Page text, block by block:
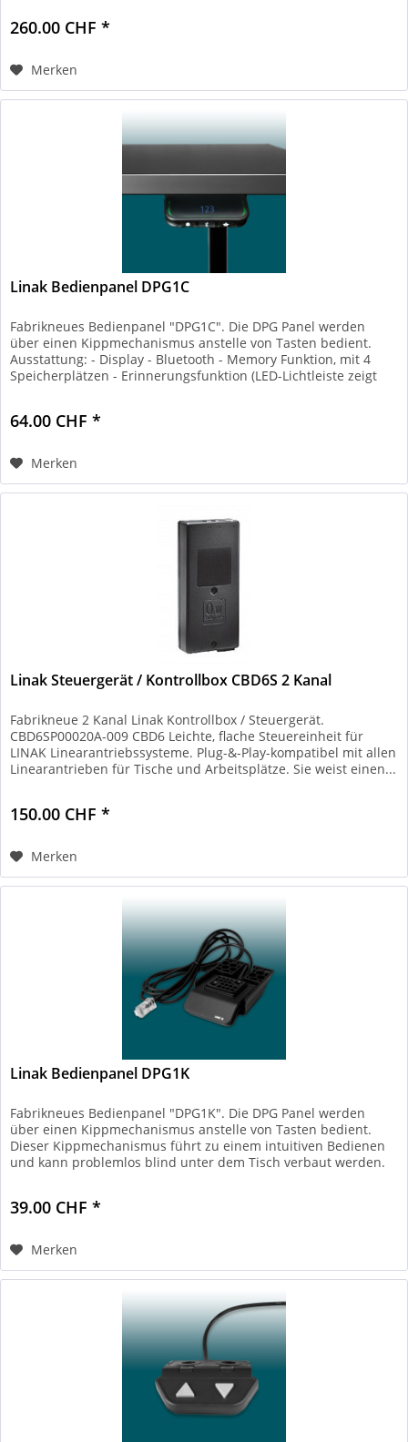
260.00 CHF *
Merken
Linak Bedienpanel DPG1C
Fabrikneues Bedienpanel "DPG1C". Die DPG Panel werden
über einen Kippmechanismus anstelle von Tasten bedient.
Ausstattung: - Display - Bluetooth - Memory Funktion, mit 4
Speicherplätzen - Erinnerungsfunktion (LED-Lichtleiste zeigt
64.00 CHF *
Merken
Linak Steuergerät / Kontrollbox CBD6S 2 Kanal
Fabrikneue 2 Kanal Linak Kontrollbox / Steuergerät.
CBD6SP00020A-009 CBD6 Leichte, flache Steuereinheit für
LINAK Linearantriebssysteme. Plug-&-Play-kompatibel mit allen
Linearantrieben für Tische und Arbeitsplätze. Sie weist einen...
150.00 CHF *
Merken
Linak Bedienpanel DPG1K
Fabrikneues Bedienpanel "DPG1K". Die DPG Panel werden
über einen Kippmechanismus anstelle von Tasten bedient.
Dieser Kippmechanismus führt zu einem intuitiven Bedienen
und kann problemlos blind unter dem Tisch verbaut werden.
39.00 CHF *
Merken